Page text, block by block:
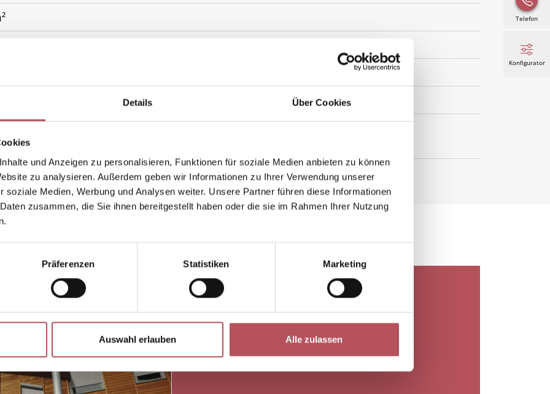
Details Über Cookies
und Anzeigen zu personalisieren, Funktionen für soziale Medien anbieten zu können
zu analysieren. Außerdem geben wir Informationen zu Ihrer Verwendung unserer
soziale Medien, Werbung und Analysen weiter. Unsere Partner führen diese Informationen
zusammen, die Sie ihnen bereitgestellt haben oder die sie im Rahmen Ihrer Nutzung
Präferenzen Statistiken Marketing
Auswahl erlauben Alle zulassen
im Giebelbereich, Neubau
Telefon
Konfigurator